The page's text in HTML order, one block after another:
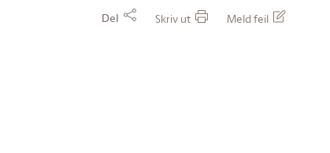
Del Skriv ut Meld feil